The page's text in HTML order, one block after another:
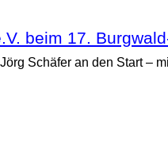
beim 17.
Schäfer an den Start –